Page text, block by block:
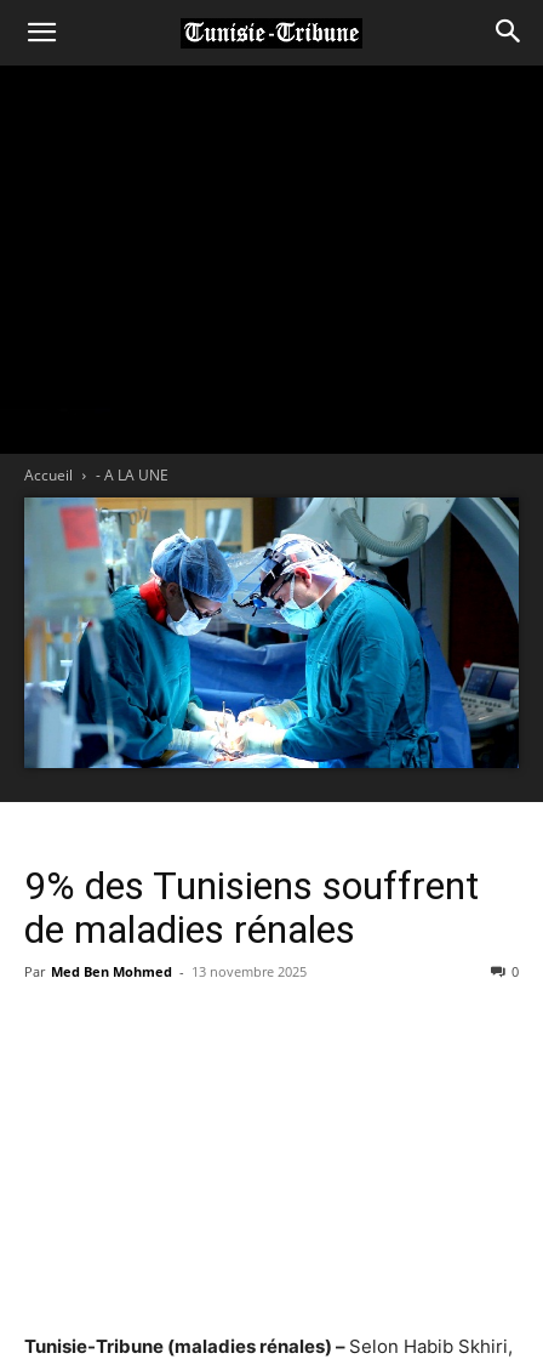
Accueil - A LA UNE
9% des Tunisiens souffrent
de maladies rénales
Par Med Ben Mohmed - 13 novembre 2025 0
Tunisie-Tribune (maladies rénales) – Selon Habib Skhiri,